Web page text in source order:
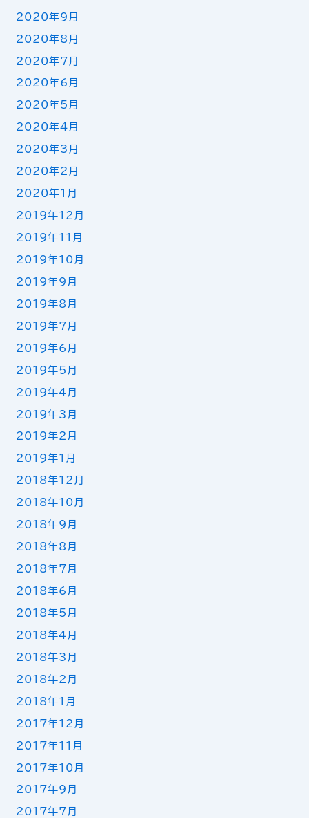
2020年9月
2020年8月
2020年7月
2020年6月
2020年5月
2020年4月
2020年3月
2020年2月
2020年1月
2019年12月
2019年11月
2019年10月
2019年9月
2019年8月
2019年7月
2019年6月
2019年5月
2019年4月
2019年3月
2019年2月
2019年1月
2018年12月
2018年10月
2018年9月
2018年8月
2018年7月
2018年6月
2018年5月
2018年4月
2018年3月
2018年2月
2018年1月
2017年12月
2017年11月
2017年10月
2017年9月
2017年7月